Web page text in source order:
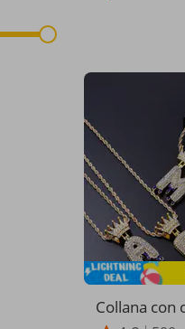
Collana con